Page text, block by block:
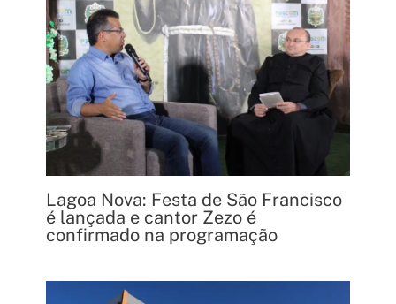
Lagoa Nova: Festa de São Francisco
é lançada e cantor Zezo é
confirmado na programação